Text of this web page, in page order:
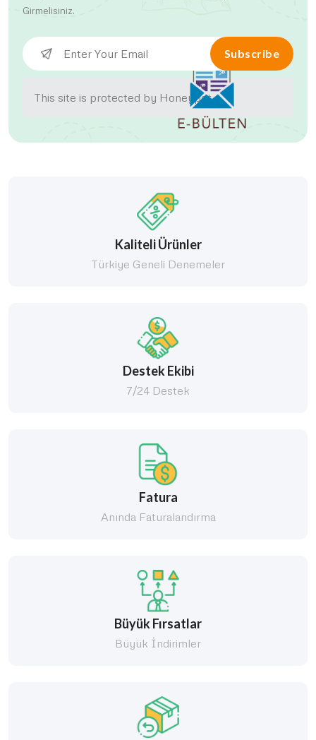
Girmelisiniz.
Subscribe
This site is protected by Honeypot.
Kaliteli Ürünler
Türkiye Geneli Denemeler
Destek Ekibi
7/24 Destek
Fatura
Anında Faturalandırma
Büyük Fırsatlar
Büyük İndirimler